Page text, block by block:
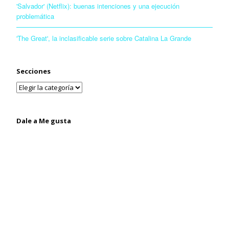
'Salvador' (Netflix): buenas intenciones y una ejecución
problemática
'The Great', la inclasificable serie sobre Catalina La Grande
Secciones
Dale a Me gusta